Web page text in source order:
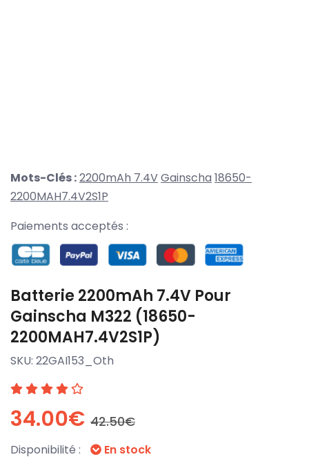
Mots-Clés :2200mAh 7.4VGainscha 18650-
2200MAH7.4V2S1P
Paiements acceptés :
Batterie 2200mAh 7.4V Pour
Gainscha M322 (18650-
2200MAH7.4V2S1P)
SKU: 22GAI153_Oth
34.00€ 42.50€
Disponibilité : En stock